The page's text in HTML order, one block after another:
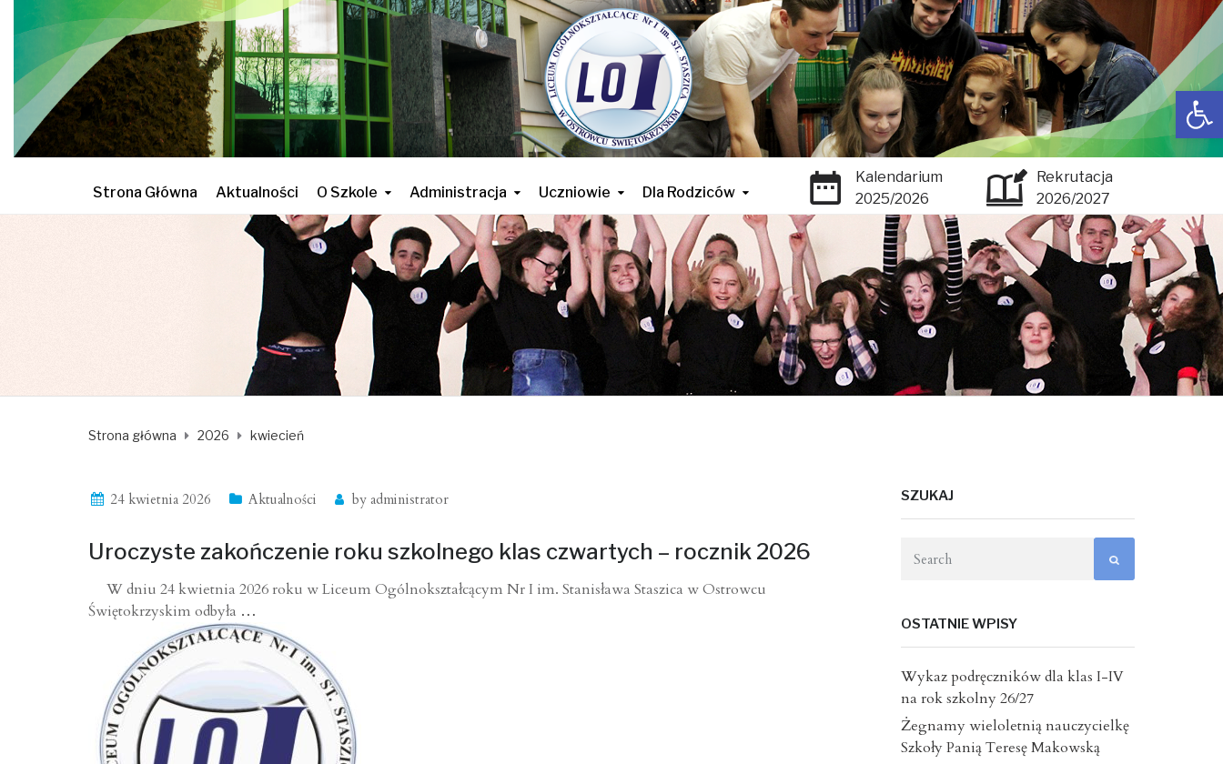
Open toolbar
Strona Główna Aktualności O Szkole Administracja Uczniowie Dla Rodziców
Kalendarium
2025/2026
Rekrutacja
2026/2027
Strona główna 2026 kwiecień
24 kwietnia 2026 Aktualności by administrator
Uroczyste zakończenie roku szkolnego klas czwartych – rocznik 2026
W dniu 24 kwietnia 2026 roku w Liceum Ogólnokształcącym Nr I im. Stanisława Staszica w Ostrowcu
Świętokrzyskim odbyła …
SZUKAJ
OSTATNIE WPISY
Wykaz podręczników dla klas I-IV
na rok szkolny 26/27
Żegnamy wieloletnią nauczycielkę
Szkoły Panią Teresę Makowską